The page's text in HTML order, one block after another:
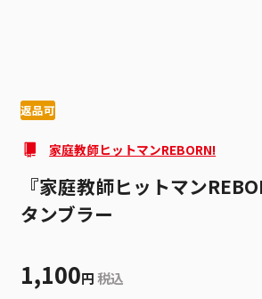
返品可
家庭教師ヒットマンREBORN!
『家庭教師ヒットマン
タンブラー
1,100円 税込